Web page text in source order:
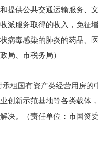
提供公共交通运输服务、
派服务取得的收入，免征
病毒感染的肺炎的药品、
局、市税务局）
国有资产类经营用房的
创新示范基地等各类载体
决。（责任单位：市国资